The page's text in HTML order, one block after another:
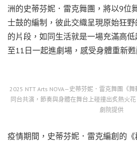
洲的史蒂芬妮．雷克舞團，將以9位
士鼓的編制，彼此交織呈現原始狂
的片段，如同生活就是一場充滿高
至11日一起進劇場，感受身體重新甦
2025 NTT Arts NOVA—史蒂芬妮．雷克舞團《
同台共演，節奏與身體在舞台上碰撞出炙熱火
劇院提供
疫情期間，史蒂芬妮．雷克編創的《